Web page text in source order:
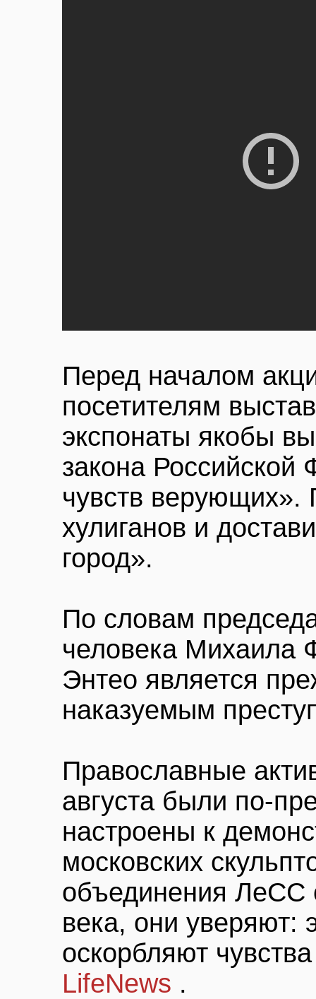
Перед началом
посетителям
экспонаты якобы
закона
чувств верующих».
хулиганов и
город».
По словам
человека Михаила
Энтео является
наказуемым
Православные
августа были по-
настроены к
московских
объединения ЛеСС
века, они уверяют:
оскорбляют
LifeNews .